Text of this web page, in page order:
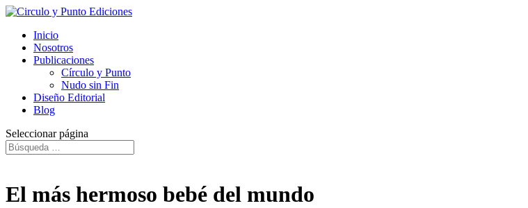
Inicio
Nosotros
Publicaciones
Círculo y Punto
Nudo sin Fin
Diseño Editorial
Blog
Seleccionar página
El más hermoso bebé del mundo